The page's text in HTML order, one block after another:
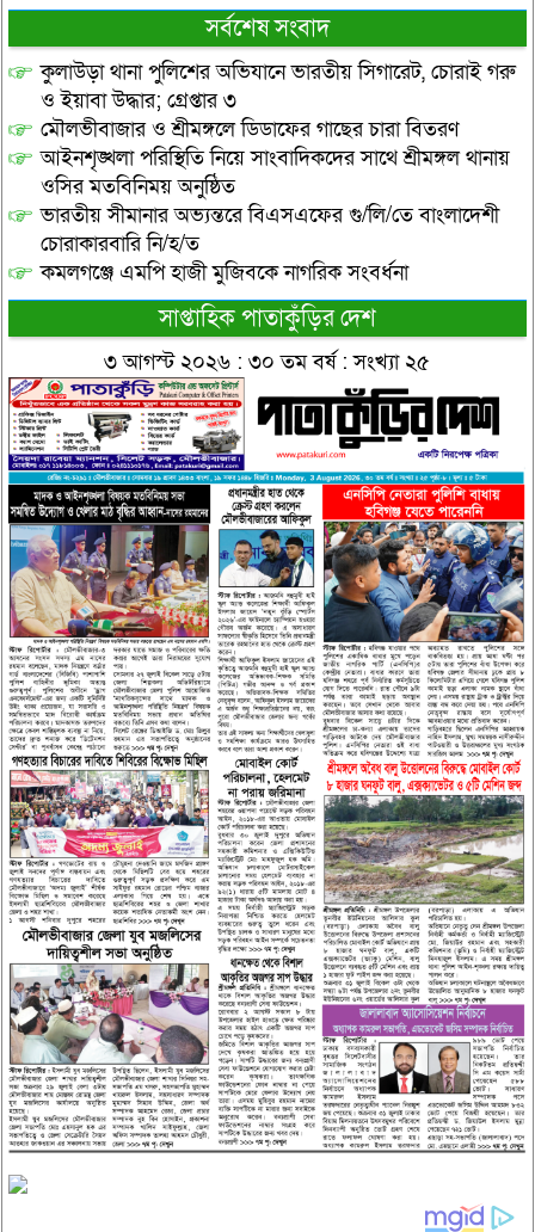
সর্বশেষ সংবাদ
কুলাউড়া থানা পুলিশের অভিযানে ভারতীয় সিগারেট, চোরাই গরু
ও ইয়াবা উদ্ধার; গ্রেপ্তার ৩
মৌলভীবাজার ও শ্রীমঙ্গলে ডিডাফের গাছের চারা বিতরণ
আইনশৃঙ্খলা পরিস্থিতি নিয়ে সাংবাদিকদের সাথে শ্রীমঙ্গল থানায়
ওসির মতবিনিময় অনুষ্ঠিত
ভারতীয় সীমানার অভ্যন্তরে বিএসএফের গু/লি/তে বাংলাদেশী
চোরাকারবারি নি/হ/ত
কমলগঞ্জে এমপি হাজী মুজিবকে নাগরিক সংবর্ধনা
সাপ্তাহিক পাতাকুঁড়ির দেশ
৩ আগস্ট ২০২৬ : ৩০ তম বর্ষ : সংখ্যা ২৫